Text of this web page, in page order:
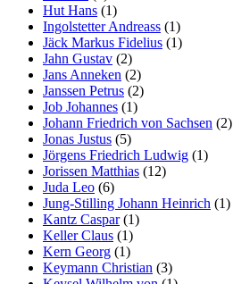
Hut Hans (1)
Ingolstetter Andreass (1)
Jäck Markus Fidelius (1)
Jahn Gustav (2)
Jans Anneken (2)
Janssen Petrus (2)
Job Johannes (1)
Johann Friedrich von Sachsen (2)
Jonas Justus (5)
Jörgens Friedrich Ludwig (1)
Jorissen Matthias (12)
Juda Leo (6)
Jung-Stilling Johann Heinrich (1)
Kantz Caspar(1)
Keller Claus (1)
Kern Georg (1)
Keymann Christian (3)